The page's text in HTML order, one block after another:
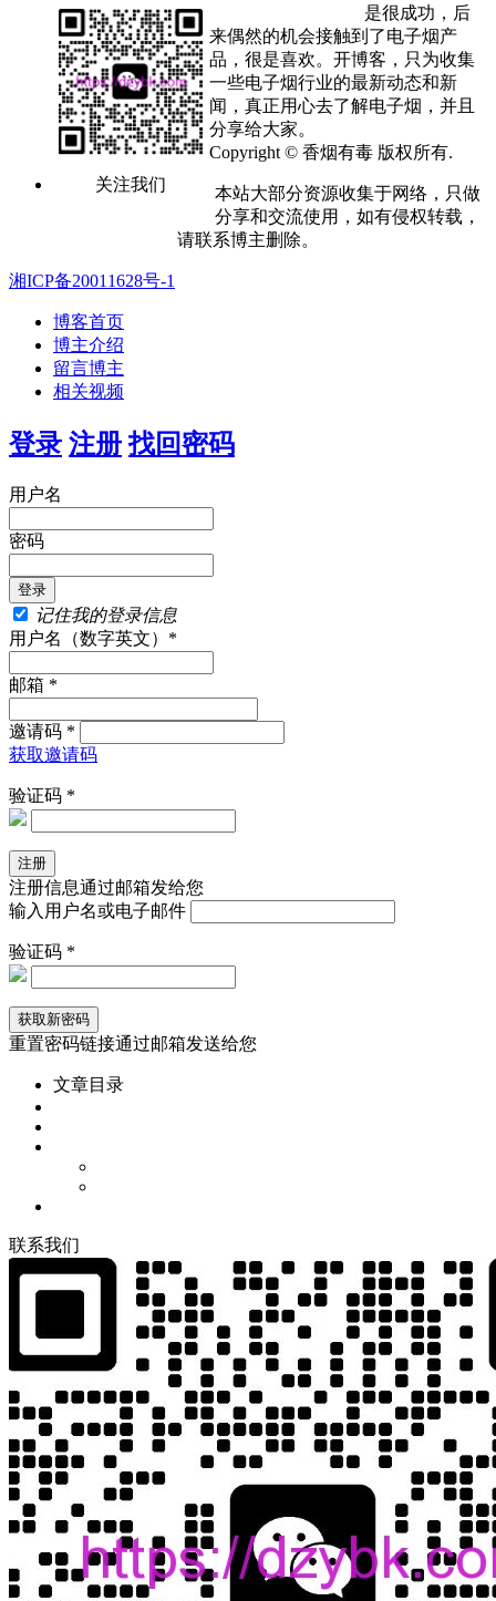
关注我们
是很成功，后
来偶然的机会接触到了电子烟产
品，很是喜欢。开博客，只为收集
一些电子烟行业的最新动态和新
闻，真正用心去了解电子烟，并且
分享给大家。
Copyright © 香烟有毒 版权所有.
本站大部分资源收集于网络，只做
分享和交流使用，如有侵权转载，
请联系博主删除。
湘ICP备20011628号-1
博客首页
博主介绍
留言博主
相关视频
登录 注册 找回密码
用户名
密码
记住我的登录信息
用户名（数字英文）*
邮箱 *
邀请码 *
获取邀请码
验证码 *
注册信息通过邮箱发给您
输入用户名或电子邮件
验证码 *
重置密码链接通过邮箱发送给您
文章目录
联系我们